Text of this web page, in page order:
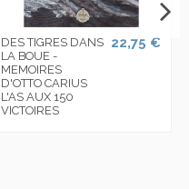
DES TIGRES DANS
LA BOUE -
MEMOIRES
D'OTTO CARIUS
L'AS AUX 150
VICTOIRES
22,75 €